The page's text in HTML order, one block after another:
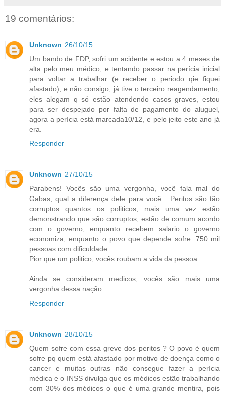
19 comentários:
Unknown 26/10/15
Um bando de FDP, sofri um acidente e estou a 4 meses de
alta pelo meu médico, e tentando passar na perícia inicial
para voltar a trabalhar (e receber o periodo qie fiquei
afastado), e não consigo, já tive o terceiro reagendamento,
eles alegam q só estão atendendo casos graves, estou
para ser despejado por falta de pagamento do aluguel,
agora a perícia está marcada10/12, e pelo jeito este ano já
era.
Responder
Unknown 27/10/15
Parabens! Vocês são uma vergonha, você fala mal do
Gabas, qual a diferença dele para você ...Peritos são tão
corruptos quantos os politicos, mais uma vez estão
demonstrando que são corruptos, estão de comum acordo
com o governo, enquanto recebem salario o governo
economiza, enquanto o povo que depende sofre. 750 mil
pessoas com dificuldade.
Pior que um politico, vocês roubam a vida da pessoa.
Ainda se consideram medicos, vocês são mais uma
vergonha dessa nação.
Responder
Unknown 28/10/15
Quem sofre com essa greve dos peritos ? O povo é quem
sofre pq quem está afastado por motivo de doença como o
cancer e muitas outras não consegue fazer a perícia
médica e o INSS divulga que os médicos estão trabalhando
com 30% dos médicos o que é uma grande mentira, pois